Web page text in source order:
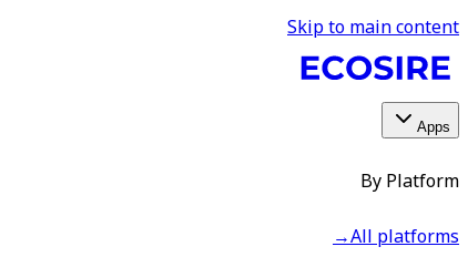
Skip to main content
Apps
By Platform
All platforms
→